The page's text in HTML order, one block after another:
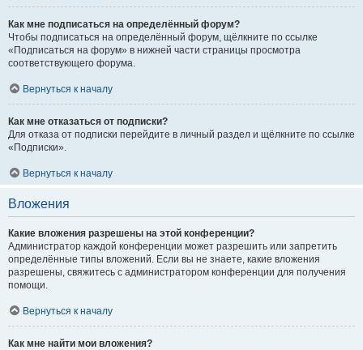
Как мне подписаться на определённый форум?
Чтобы подписаться на определённый форум, щёлкните по ссылке
«Подписаться на форум» в нижней части страницы просмотра
соответствующего форума.
Вернуться к началу
Как мне отказаться от подписки?
Для отказа от подписки перейдите в личный раздел и щёлкните по ссылке
«Подписки».
Вернуться к началу
Вложения
Какие вложения разрешены на этой конференции?
Администратор каждой конференции может разрешить или запретить
определённые типы вложений. Если вы не знаете, какие вложения
разрешены, свяжитесь с администратором конференции для получения
помощи.
Вернуться к началу
Как мне найти мои вложения?